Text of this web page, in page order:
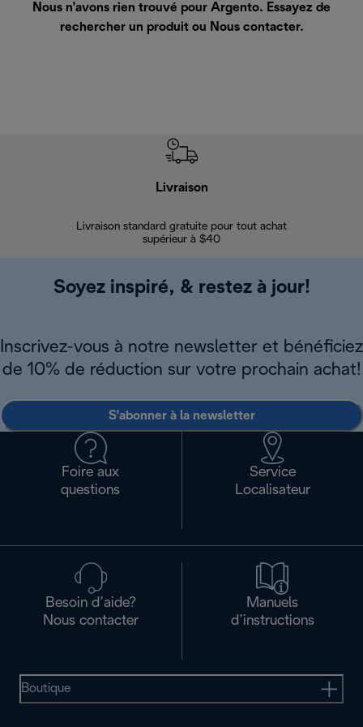
Nous n’avons rien trouvé pour Argento. Essayez de
rechercher un produit ou Nous contacter.
Livraison
Livraison standard gratuite pour tout achat
supérieur à $40
Soyez inspiré, & restez à jour!
Inscrivez-vous à notre newsletter et bénéficiez
de 10% de réduction sur votre prochain achat!
S'abonner à la newsletter
Foire aux
questions
Service
Localisateur
Besoin d’aide?
Nous contacter
Manuels
d’instructions
Boutique